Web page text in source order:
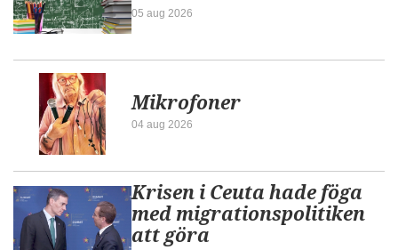
05 aug 2026
Mikrofoner
04 aug 2026
Krisen i Ceuta hade föga
med migrationspolitiken
att göra